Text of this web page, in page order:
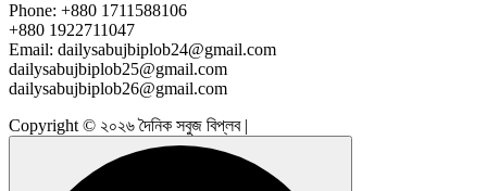
Phone: +880 1711588106
+880 1922711047
Email: dailysabujbiplob24@gmail.com
dailysabujbiplob25@gmail.com
dailysabujbiplob26@gmail.com
Copyright © ২০২৬ দৈনিক সবুজ বিপ্লব |